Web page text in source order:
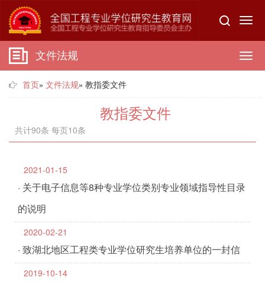
文件法规
首页» 文件法规» 教指委文件
教指委文件
共计90条 每页10条
2021-01-15
· 关于电子信息等8种专业学位类别专业领域指导性目录
的说明
2020-02-21
· 致湖北地区工程类专业学位研究生培养单位的一封信
2019-10-14